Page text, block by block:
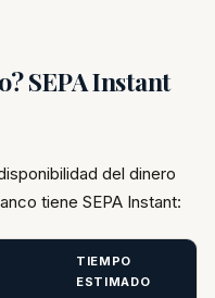
SEPA Instant
del dinero
tiene SEPA Instant:
TIEMPO
ESTIMADO